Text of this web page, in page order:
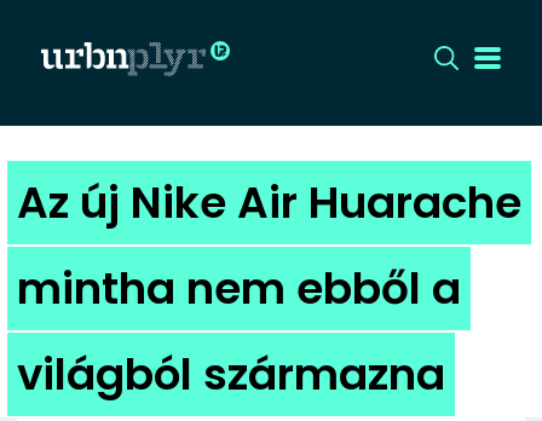
CÍMLAP
DIZÁJN
DIVAT
HIP
Az új Nike Air Huarache
mintha nem ebből a
világból származna